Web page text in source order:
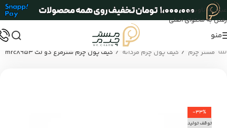
عبور به ناوبری
رفتن به محتوای اصلی
منو
مستر چرم / کیف پول چرم مردانه / کیف پول چرم شترمرغ دو لت mrc8953
-33%
توقف تولید